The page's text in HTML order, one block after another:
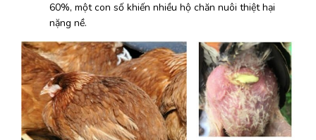
60%, một con số khiến nhiều hộ chăn nuôi thiệt hại
nặng nề.